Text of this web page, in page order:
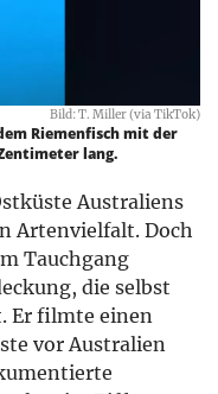
Bild: T. Miller (via TikTok)
Riemenfisch mit der
lang.
Australiens
Artenvielfalt. Doch
Tauchgang
die selbst
Er filmte einen
vor Australien